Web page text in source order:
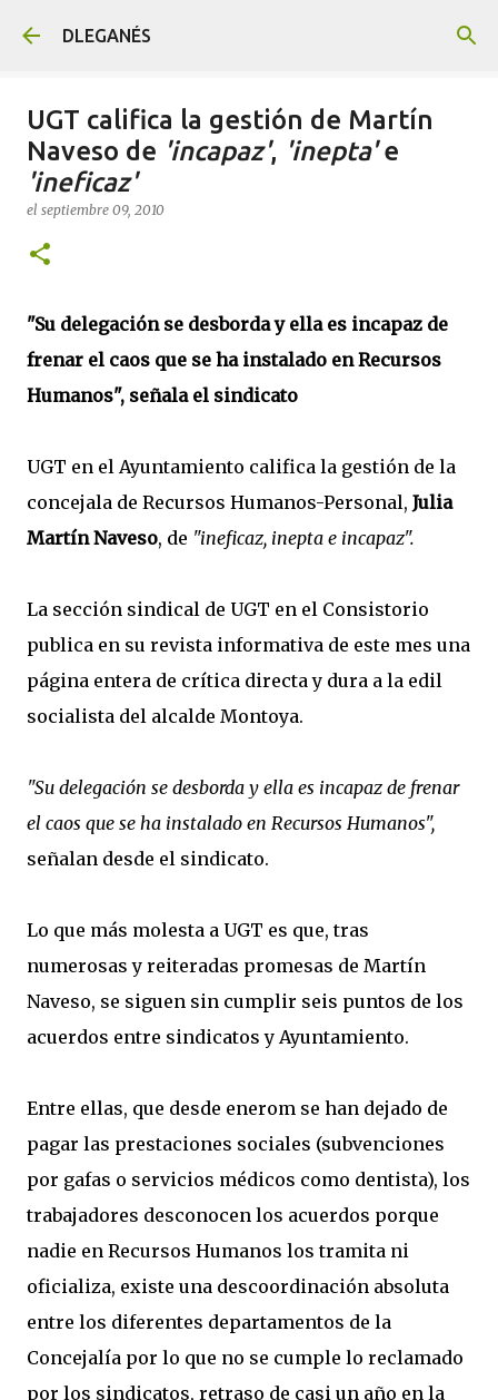
DLEGANÉS
UGT califica la gestión de Martín
Naveso de 'incapaz', 'inepta'e
'ineficaz'
el septiembre 09, 2010
"Su delegación se desborda y ella es incapaz de
frenar el caos que se ha instalado en Recursos
Humanos", señala el sindicato
UGT en el Ayuntamiento califica la gestión de la
concejala de Recursos Humanos-Personal, Julia
Martín Naveso, de "ineficaz, inepta e incapaz".
La sección sindical de UGT en el Consistorio
publica en su revista informativa de este mes una
página entera de crítica directa y dura a la edil
socialista del alcalde Montoya.
"Su delegación se desborda y ella es incapaz de frenar
el caos que se ha instalado en Recursos Humanos",
señalan desde el sindicato.
Lo que más molesta a UGT es que, tras
numerosas y reiteradas promesas de Martín
Naveso, se siguen sin cumplir seis puntos de los
acuerdos entre sindicatos y Ayuntamiento.
Entre ellas, que desde enerom se han dejado de
pagar las prestaciones sociales (subvenciones
por gafas o servicios médicos como dentista), los
trabajadores desconocen los acuerdos porque
nadie en Recursos Humanos los tramita ni
oficializa, existe una descoordinación absoluta
entre los diferentes departamentos de la
Concejalía por lo que no se cumple lo reclamado
por los sindicatos, retraso de casi un año en la